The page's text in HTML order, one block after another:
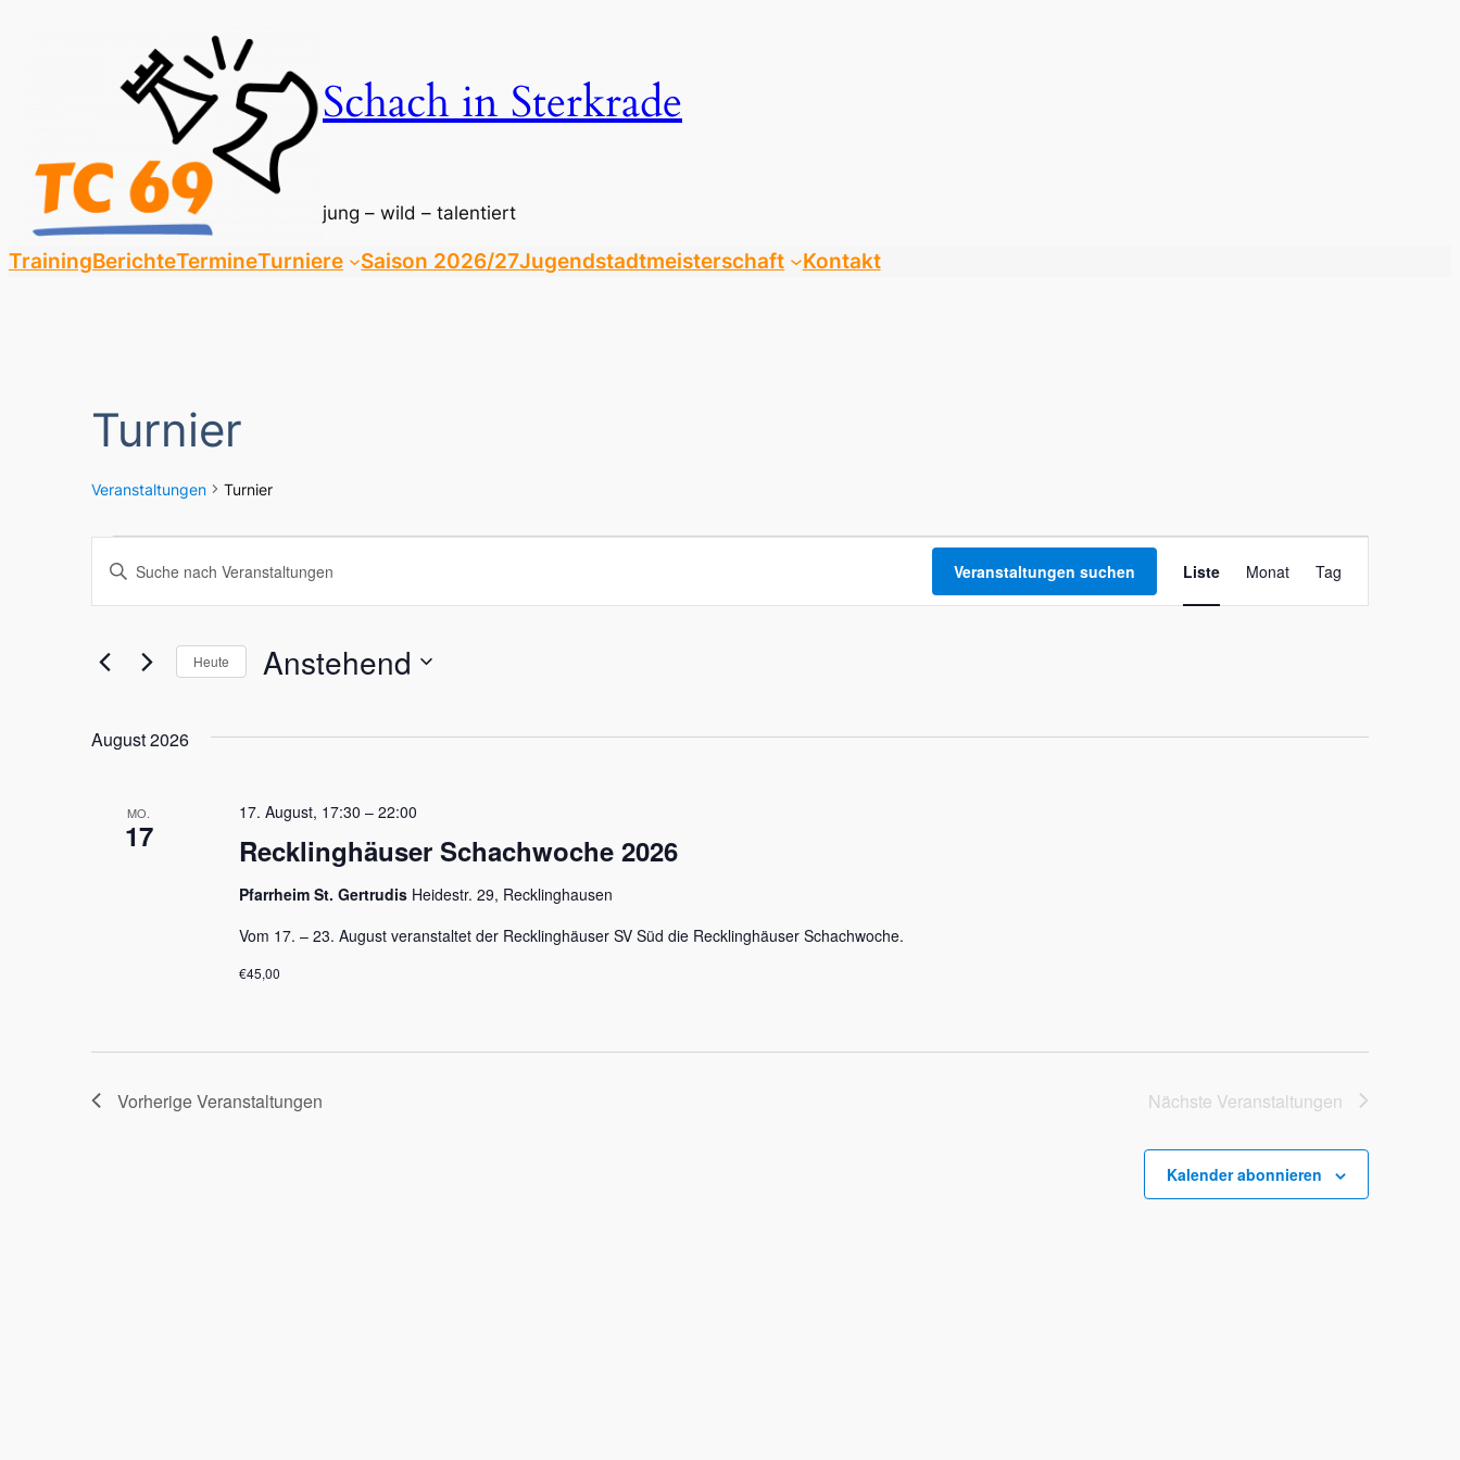
Schach in Sterkrade
jung – wild – talentiert
TrainingBerichteTermineTurniere Saison 2026/27Jugendstadtmeisterschaft Kontakt
Turnier
Veranstaltungen Turnier
Veranstaltungen
Veranstaltungen
Suche
und
Ansichten,
Navigation
Bitte
Suche
nach
Schlüsselwort.
Veranstaltungen suchen
Veranstaltung
Ansichten-
Liste Monat Tag
Heute Anstehend
August 2026
MO.
17 Recklinghäuser Schachwoche 2026
17. August, 17:30 – 22:00
Pfarrheim St. Gertrudis Heidestr. 29, Recklinghausen
Vom 17. – 23. August veranstaltet der Recklinghäuser SV Süd die Recklinghäuser Schachwoche.
€45,00
VorherigeVeranstaltungen Nächste Veranstaltungen
Kalender abonnieren